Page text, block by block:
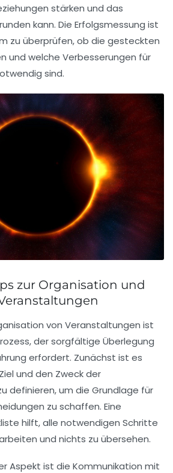
stärken und das
kann. Die Erfolgsmessung ist
zu überprüfen, ob die gesteckten
und welche Verbesserungen für
sind.
zur Organisation und
von Veranstaltungen ist
der sorgfältige Überlegung
erfordert. Zunächst ist es
Ziel und den Zweckder
definieren, um die Grundlage für
zu schaffen. Eine
hilft, alle notwendigen Schritte
und nichts zu übersehen.
Aspekt ist die Kommunikation mit